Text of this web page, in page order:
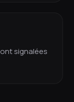
signalées